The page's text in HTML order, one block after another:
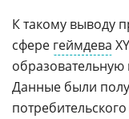
К такому выводу
сфере геймдева
Данные были